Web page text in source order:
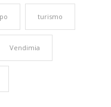
turismo
Vendimia